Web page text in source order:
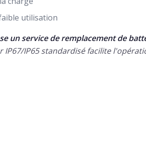
utilisation
un service de remplacement de
IP67/IP65 standardisé facilite